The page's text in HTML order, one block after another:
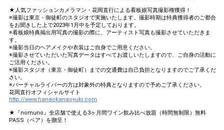
★人気ファッションカメラマン・花岡直行による看板娘写真撮影権獲得！
※撮影は東京・御徒町のスタジオで実施いたします。撮影時期は特典獲得者のご都合
をお聞きした上で2023年1月中を予定しております。
※看板娘特典掲出用写真の撮影の際に、アーティスト写真も撮影させていただきま
す。
※撮影当日のヘアメイクや衣装はご自身でご用意ください。
※撮影させていただいた写真データはすべてお渡しいたしますので、ご自身の活動に
ご活用ください。
※撮影スタジオ（東京・御徒町）までの交通費は自己負担となりますのでご了承くだ
さい。
※バーチャルライバーの方は対象外の特典となりますので予めご了承ください。
花岡直行オフィシャルサイト
http://www.hanaokanaoyuki.com
★『nomuno』全店舗で使える3ヶ月間ワイン飲み比べ放題（時間無制限）無料
PASS（ペア）を贈呈！